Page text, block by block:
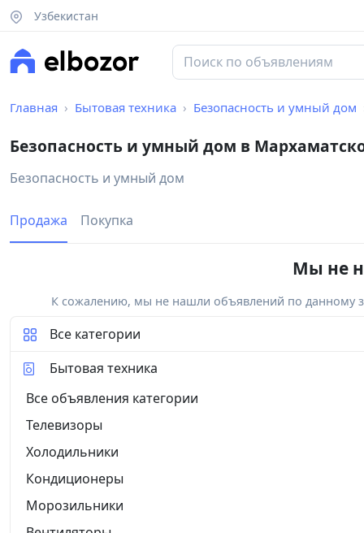
Узбекистан
Главная Бытовая техника Безопасность и умный дом
Безопасность и умный дом в
Безопасность и умный дом
Продажа Покупка
Мы не
К сожалению, мы не нашли объявлений по данному
Все категории
Бытовая техника
Все объявления категории
Телевизоры
Холодильники
Кондиционеры
Морозильники